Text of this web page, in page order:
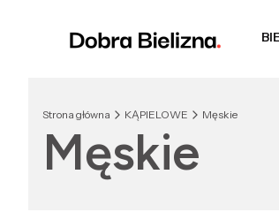
Strona główna KĄPIELOWE Męskie
Męskie